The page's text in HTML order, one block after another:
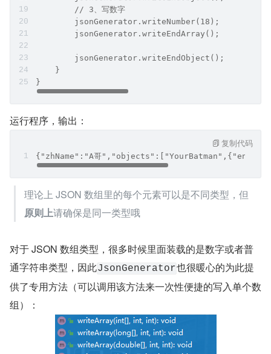
public void test5() throws IOException {
    JsonFactory factory = new JsonFactory();
        jsonGenerator.writeStartObject();
        jsonGenerator.writeFieldName("zhName");
        jsonGenerator.writeString("A哥");
        // 写数组（记得先写key 否则无效）
        jsonGenerator.writeFieldName("objects");
        jsonGenerator.writeStartArray();
        // 1、写字符串
        jsonGenerator.writeString("YourBatman");
        // 2、写对象
        jsonGenerator.writeStartObject();
jsonGenerator.writeStringField("enName",
        jsonGenerator.writeEndObject();
        jsonGenerator.writeEndArray();
        jsonGenerator.writeEndObject();
    }
运行程序，输出：